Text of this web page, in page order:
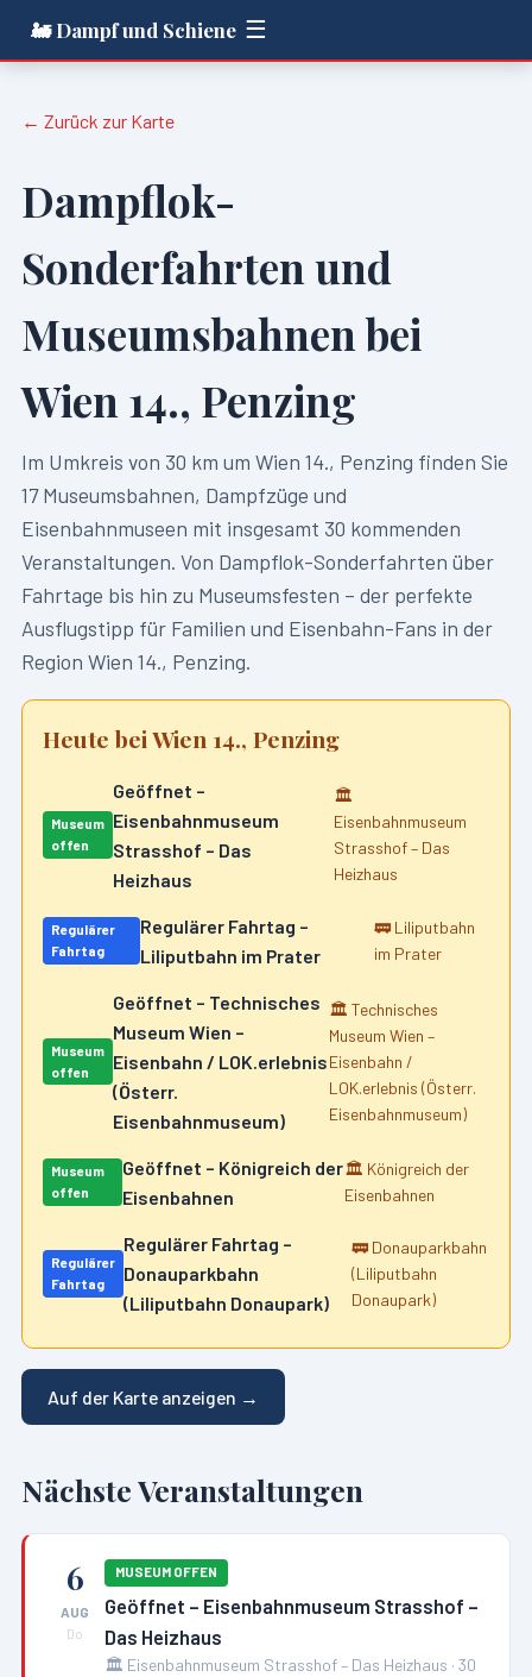
🚂 Dampf und Schiene ☰
← Zurück zur Karte
Dampflok-
Sonderfahrten und
Museumsbahnen bei
Wien 14., Penzing
Im Umkreis von 30 km um Wien 14., Penzing finden Sie
17Museumsbahnen, Dampfzüge und
Eisenbahnmuseen mit insgesamt 30 kommenden
Veranstaltungen. Von Dampflok-Sonderfahrten über
Fahrtage bis hin zu Museumsfesten – der perfekte
Ausflugstipp für Familien und Eisenbahn-Fans in der
Region Wien 14., Penzing.
Heute beiWien 14., Penzing
Museum
offen
Geöffnet –
Eisenbahnmuseum
Strasshof – Das
Heizhaus
🏛️
Eisenbahnmuseum
Strasshof – Das
Heizhaus
Regulärer
Fahrtag
Regulärer Fahrtag –
Liliputbahn im Prater
🚃 Liliputbahn
im Prater
Museum
offen
Geöffnet – Technisches
Museum Wien –
Eisenbahn / LOK.erlebnis
(Österr.
Eisenbahnmuseum)
🏛️ Technisches
Museum Wien –
Eisenbahn /
LOK.erlebnis (Österr.
Eisenbahnmuseum)
Museum
offen
Geöffnet – Königreich der
Eisenbahnen
🏛️ Königreich der
Eisenbahnen
Regulärer
Fahrtag
Regulärer Fahrtag –
Donauparkbahn
(Liliputbahn Donaupark)
🚃 Donauparkbahn
(Liliputbahn
Donaupark)
Auf der Karte anzeigen →
Nächste Veranstaltungen
6
AUG
Do
MUSEUM OFFEN
Geöffnet – Eisenbahnmuseum Strasshof –
Das Heizhaus
🏛️ Eisenbahnmuseum Strasshof – Das Heizhaus ·30